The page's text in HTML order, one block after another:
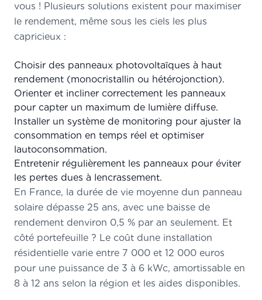
vous ! Plusieurs solutions existent pour maximiser
le rendement, même sous les ciels les plus
capricieux :
Choisir des panneaux photovoltaïques à haut
rendement (monocristallin ou hétérojonction).
Orienter et incliner correctement les panneaux
pour capter un maximum de lumière diffuse.
Installer un système de monitoring pour ajuster la
consommation en temps réel et optimiser
lautoconsommation.
Entretenir régulièrement les panneaux pour éviter
les pertes dues à lencrassement.
En France, la durée de vie moyenne dun panneau
solaire dépasse 25 ans, avec une baisse de
rendement denviron 0,5 % par an seulement. Et
côté portefeuille ? Le coût dune installation
résidentielle varie entre 7 000 et 12 000 euros
pour une puissance de 3 à 6 kWc, amortissable en
8 à 12 ans selon la région et les aides disponibles.